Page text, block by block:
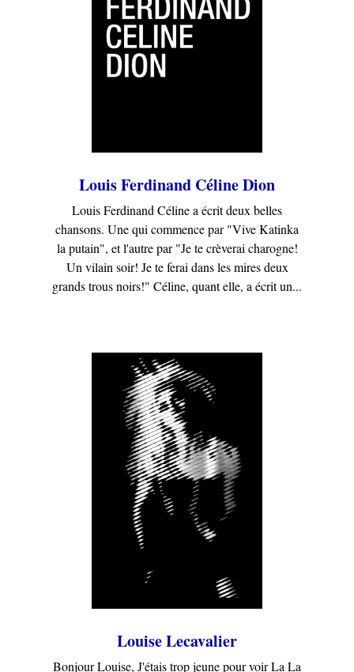
Louis Ferdinand Céline Dion
Louis Ferdinand Céline a écrit deux belles
chansons. Une qui commence par "Vive Katinka
la putain", et l'autre par "Je te crèverai charogne!
Un vilain soir! Je te ferai dans les mires deux
grands trous noirs!" Céline, quant elle, a écrit un...
Louise Lecavalier
Bonjour Louise, J'étais trop jeune pour voir La La